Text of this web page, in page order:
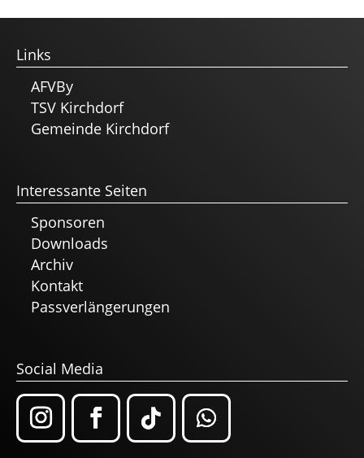
Links
AFVBy
TSV Kirchdorf
Gemeinde Kirchdorf
Interessante Seiten
Sponsoren
Downloads
Archiv
Kontakt
Passverlängerungen
Social Media